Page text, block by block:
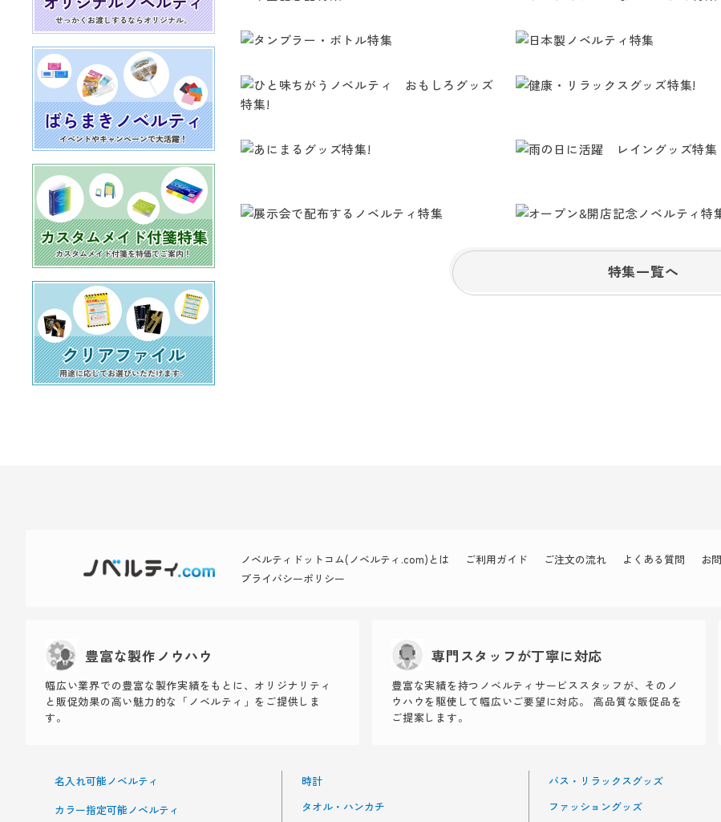
特集一覧へ
ノベルティドットコム(ノベルティ.com)とは ご利用ガイド ご注文の流れ よくある質問 お
プライバシーポリシー
豊富な製作ノウハウ
幅広い業界での豊富な製作実績をもとに、オリジナリティ
と販促効果の高い魅力的な「ノベルティ」をご提供しま
す。
専門スタッフが丁寧に対応
豊富な実績を持つノベルティサービススタッフが、そのノ
ウハウを駆使して幅広いご要望に対応。 高品質な販促品を
ご提案します。
名入れ可能ノベルティ
カラー指定可能ノベルティ
時計
タオル・ハンカチ
バス・リラックスグッズ
ファッショングッズ